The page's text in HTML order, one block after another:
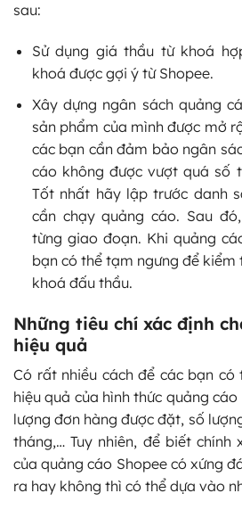
sau:
Sử dụng giá thầu từ khoá
khoá được gợi ý từ Shopee.
Xây dựng ngân sách quảng
sản phẩm của mình được mở
các bạn cần đảm bảo ngân
cáo không được vượt quá số
Tốt nhất hãy lập trước danh
cần chạy quảng cáo. Sau
từng giao đoạn. Khi quảng
bạn có thể tạm ngưng để kiểm
khoá đấu thầu.
Những tiêu chí xác định
hiệu quả
Có rất nhiều cách để các bạn
hiệu quả của hình thức quảng cáo
lượng đơn hàng được đặt, số
tháng,… Tuy nhiên, để biết
của quảng cáo Shopee có xứng
ra hay không thì có thể dựa vào